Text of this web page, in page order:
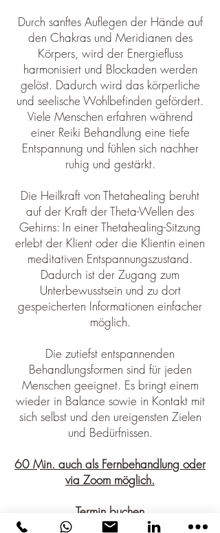
Durch sanftes Auflegen der Hände auf
den Chakras und Meridianen des
Körpers, wird der Energiefluss
harmonisiert und Blockaden werden
gelöst. Dadurch wird das körperliche
und seelische Wohlbefinden gefördert.
Viele Menschen erfahren während
einer Reiki Behandlung eine tiefe
Entspannung und fühlen sich nachher
ruhig und gestärkt.
Die Heilkraft von Thetahealing beruht
auf der Kraft der Theta-Wellen des
Gehirns: In einer Thetahealing-Sitzung
erlebt der Klient oder die Klientin einen
meditativen Entspannungszustand.
Dadurch ist der Zugang zum
Unterbewusstsein und zu dort
gespeicherten Informationen einfacher
möglich.
Die zutiefst entspannenden
Behandlungsformen sind für jeden
Menschen geeignet. Es bringt einem
wieder in Balance sowie in Kontakt mit
sich selbst und den ureigensten Zielen
und Bedürfnissen.
60 Min. auch als Fernbehandlung oder
via Zoom möglich.
Termin buchen